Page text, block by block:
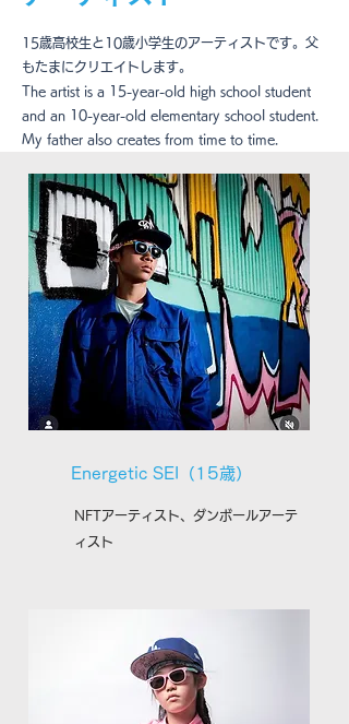
​15歳高校生と10歳小学生のアーティストです。父
もたまにクリエイトします。
The artist is a 15-year-old high school student
and an 10-year-old elementary school student.
My father also creates from time to time.
Energetic SEI（15歳）
NFTアーティスト、ダンボールアーテ
ィスト